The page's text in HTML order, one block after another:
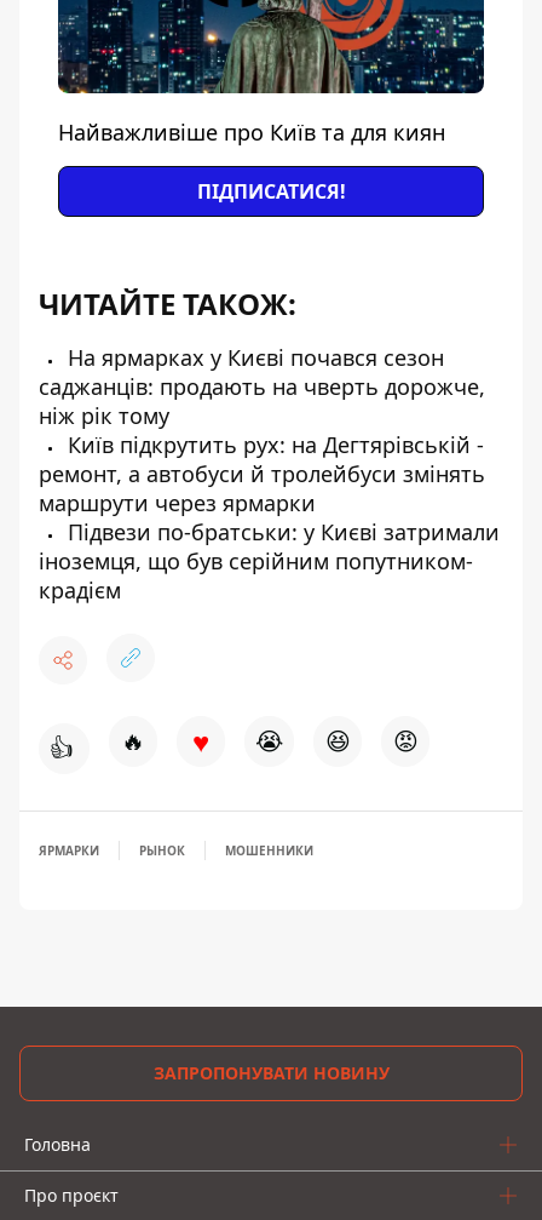
Найважливіше про Київ та для киян
ПІДПИСАТИСЯ!
ЧИТАЙТЕ ТАКОЖ:
На ярмарках у Києві почався сезон
саджанців: продають на чверть дорожче,
ніж рік тому
Київ підкрутить рух: на Дегтярівській -
ремонт, а автобуси й тролейбуси змінять
маршрути через ярмарки
Підвези по-братськи: у Києві затримали
іноземця, що був серійним попутником-
крадієм
👍 🔥 ♥ 😭 😆 😡
ЯРМАРКИ РЫНОК МОШЕННИКИ
ЗАПРОПОНУВАТИ НОВИНУ
Головна
Про проєкт